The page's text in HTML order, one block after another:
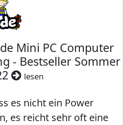
Mini PC Computer
- Bestseller Sommer
lesen
es nicht ein Power
es reicht sehr oft eine